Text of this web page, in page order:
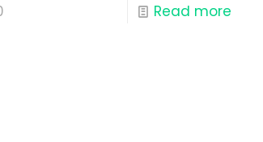
Read more